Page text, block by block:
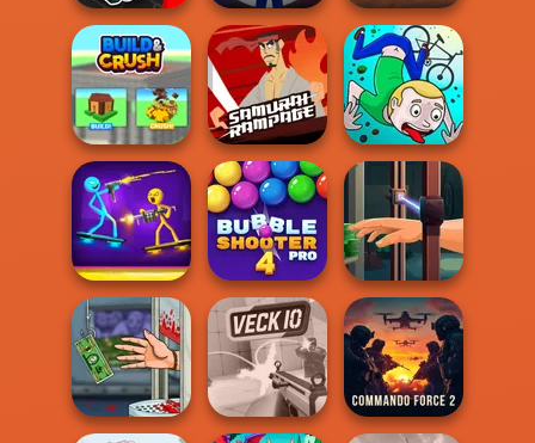
Hunter Assassin
2
Stick War: New
Age
Ninja Boy
Ultimate Edition
Build & Crush
Samurai
Rampage
JollyWorld
Stick Duel Battle
Bubble Shooter
Pro 4
Hand Me The
Goods